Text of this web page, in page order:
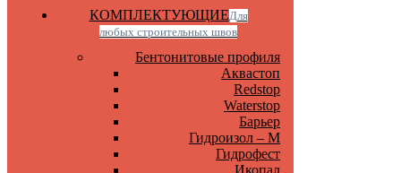
КОМПЛЕКТУЮЩИЕДля
любых строительных швов
Бентонитовые профиля
Аквастоп
Redstop
Waterstop
Барьер
Гидроизол – М
Гидрофест
Икопал